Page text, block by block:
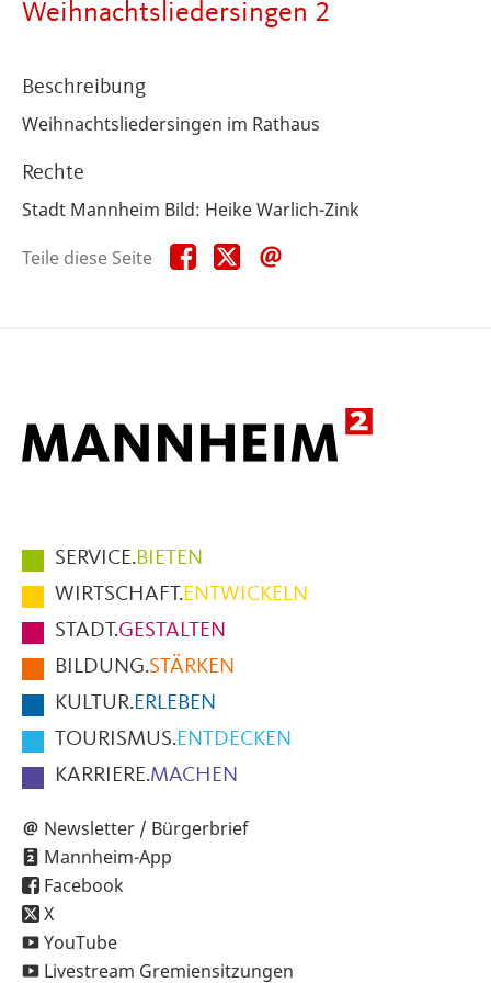
Weihnachtsliedersingen 2
Beschreibung
Weihnachtsliedersingen im Rathaus
Rechte
Stadt Mannheim Bild: Heike Warlich-Zink
Teile diese Seite
Teile
diese
Teile
diese
Hauptmenüpunkte
im
Fußbereich
der
Seite
SERVICE.BIETEN
WIRTSCHAFT.ENTWICKELN
STADT.GESTALTEN
BILDUNG.STÄRKEN
KULTUR.ERLEBEN
TOURISMUS.ENTDECKEN
KARRIERE.MACHEN
Newsletter / Bürgerbrief
Mannheim-App
Facebook
X
YouTube
Livestream Gremiensitzungen